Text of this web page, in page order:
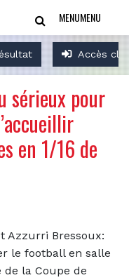
Accès
MENUMENU
sérieux pour
en 1/16 de
Azzurri Bressoux:
le football en salle
la Coupe de